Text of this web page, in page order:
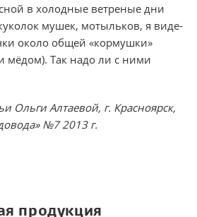
в холодные ветреные дни
мушек, мотыльков, я виде­
около общей «кормушки»
мёдом). Так надо ли с ними
Ольги Алтаевой, г. Красноярск,
№7 2013 г.
продукция